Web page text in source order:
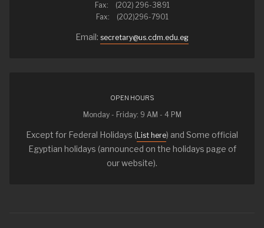
Fax: (202) 296-3891
Fax: (202)296-7901
Email: secretary@us.cdm.edu.eg
OPEN HOURS
Monday - Friday: 9 AM - 4 PM
Except for Federal Holidays (List here) and Some official
Egyptian holidays (announced on the holidays page of
our website).